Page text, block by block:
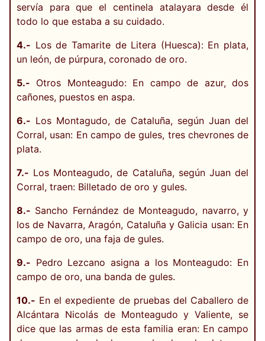
servía para que el centinela atalayara desde él
todo lo que estaba a su cuidado.
4.- Los de Tamarite de Litera (Huesca): En plata,
un león, de púrpura, coronado de oro.
5.- Otros Monteagudo: En campo de azur, dos
cañones, puestos en aspa.
6.- Los Montagudo, de Cataluña, según Juan del
Corral, usan: En campo de gules, tres chevrones de
plata.
7.- Los Monteagudo, de Cataluña, según Juan del
Corral, traen: Billetado de oro y gules.
8.- Sancho Fernández de Monteagudo, navarro, y
los de Navarra, Aragón, Cataluña y Galicia usan: En
campo de oro, una faja de gules.
9.- Pedro Lezcano asigna a los Monteagudo: En
campo de oro, una banda de gules.
10.- En el expediente de pruebas del Caballero de
Alcántara Nicolás de Monteagudo y Valiente, se
dice que las armas de esta familia eran: En campo